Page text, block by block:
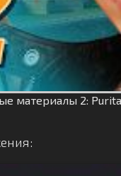
материалы 2: